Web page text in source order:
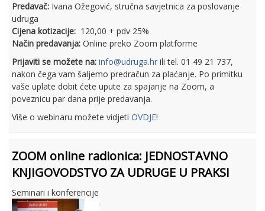
Predavač: Ivana Ožegović, stručna savjetnica za poslovanje
udruga
Cijena kotizacije: 120,00 + pdv 25%
Način predavanja: Online preko Zoom platforme
Prijaviti se možete na: info@udruga.hr ili tel. 01 49 21 737,
nakon čega vam šaljemo predračun za plaćanje. Po primitku
vaše uplate dobit ćete upute za spajanje na Zoom, a
poveznicu par dana prije predavanja.
Više o webinaru možete vidjeti OVDJE!
ZOOM online radionica: JEDNOSTAVNO
KNJIGOVODSTVO ZA UDRUGE U PRAKSI
Seminari i konferencije